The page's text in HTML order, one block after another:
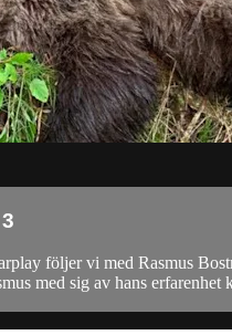
följer vi med Rasmus
med sig av hans